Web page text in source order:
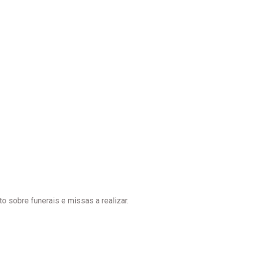
sobre funerais e missas a realizar.